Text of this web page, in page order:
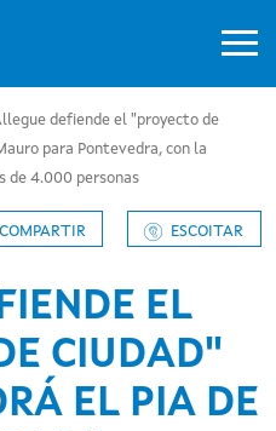
defiende el "proyecto de
para Pontevedra, con la
de 4.000 personas
EL
CIUDAD"
EL PIA DE
COMPARTIR ESCOITAR